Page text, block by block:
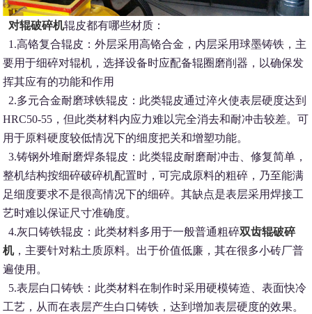
对辊破碎机辊皮都有哪些材质：
1.高铬复合辊皮：外层采用高铬合金，内层采用球墨铸铁，主
要用于细碎对辊机，选择设备时应配备辊圈磨削器，以确保发
挥其应有的功能和作用
2.多元合金耐磨球铁辊皮：此类辊皮通过淬火使表层硬度达到
HRC50-55，但此类材料内应力难以完全消去和耐冲击较差。可
用于原料硬度较低情况下的细度把关和增塑功能。
3.铸钢外堆耐磨焊条辊皮：此类辊皮耐磨耐冲击、修复简单，
整机结构按细碎破碎机配置时，可完成原料的粗碎，乃至能满
足细度要求不是很高情况下的细碎。其缺点是表层采用焊接工
艺时难以保证尺寸准确度。
4.灰口铸铁辊皮：此类材料多用于一般普通粗碎双齿辊破碎
机，主要针对粘土质原料。出于价值低廉，其在很多小砖厂普
遍使用。
5.表层白口铸铁：此类材料在制作时采用硬模铸造、表面快冷
工艺，从而在表层产生白口铸铁，达到增加表层硬度的效果。